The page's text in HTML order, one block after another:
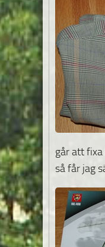
går att
så får jag